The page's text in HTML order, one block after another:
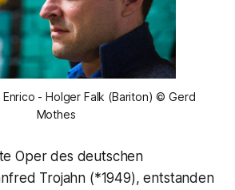
- Holger Falk (Bariton) © Gerd
Mothes
Oper des deutschen
Trojahn (*1949), entstanden